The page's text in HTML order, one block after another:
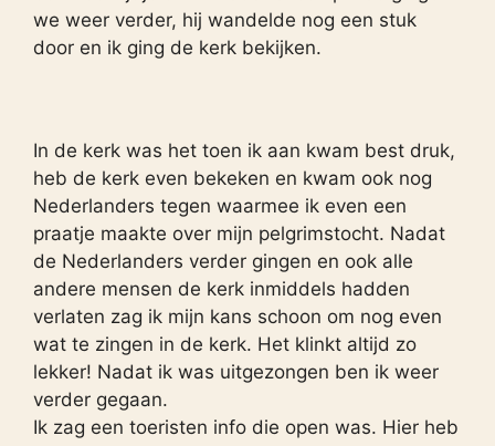
we weer verder, hij wandelde nog een stuk
door en ik ging de kerk bekijken.
In de kerk was het toen ik aan kwam best druk,
heb de kerk even bekeken en kwam ook nog
Nederlanders tegen waarmee ik even een
praatje maakte over mijn pelgrimstocht. Nadat
de Nederlanders verder gingen en ook alle
andere mensen de kerk inmiddels hadden
verlaten zag ik mijn kans schoon om nog even
wat te zingen in de kerk. Het klinkt altijd zo
lekker! Nadat ik was uitgezongen ben ik weer
verder gegaan.
Ik zag een toeristen info die open was. Hier heb